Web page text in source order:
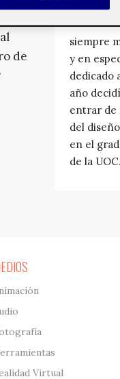
de
siempre
y en
dedicado
año
entrar de
del
en el
de la UOC.
Virtual